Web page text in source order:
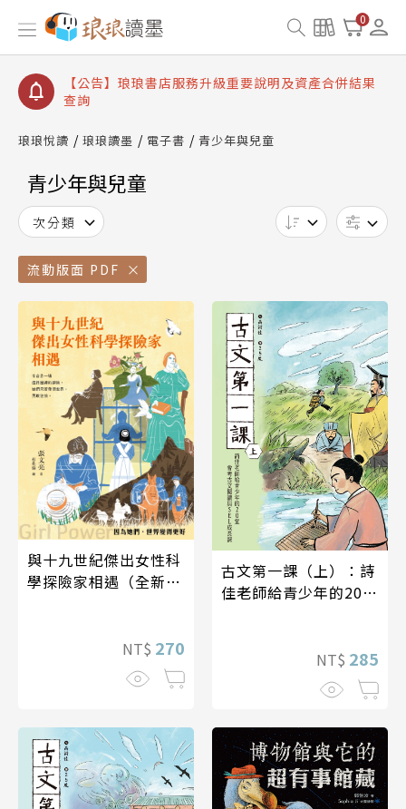
0
【公告】琅琅讀墨 3 分鐘完成書櫃開通與資產合併申
請圖文教學
【公告】琅琅書店服務升級重要說明及資產合併結果
【公告】琅琅讀墨數位閱讀資產合併與書櫃開通申請
琅琅悅讀 琅琅讀墨 電子書 青少年與兒童
青少年與兒童
次分類
流動版面 PDF
與十九世紀傑出女性科
學探險家相遇（全新書
NT$ 270
古文第一課（上）：詩
佳老師給青少年的20堂
NT$ 285